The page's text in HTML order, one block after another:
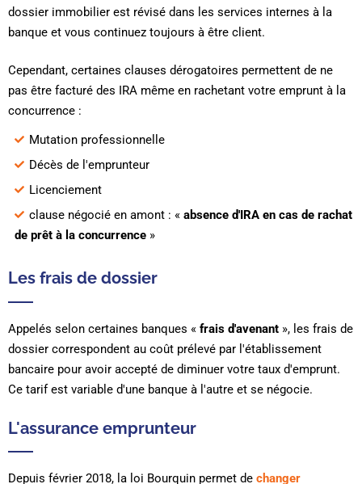
dossier immobilier est révisé dans les services internes à la
banque et vous continuez toujours à être client.
Cependant, certaines clauses dérogatoires permettent de ne
pas être facturé des IRA même en rachetant votre emprunt à la
concurrence :
Mutation professionnelle
Décès de l'emprunteur
Licenciement
clause négocié en amont : « absence d'IRA en cas de rachat
de prêt à la concurrence»
Les frais de dossier
Appelés selon certaines banques « frais d'avenant », les frais de
dossier correspondent au coût prélevé par l'établissement
bancaire pour avoir accepté de diminuer votre taux d'emprunt.
Ce tarif est variable d'une banque à l'autre et se négocie.
L'assurance emprunteur
Depuis février 2018, la loi Bourquin permet de changer